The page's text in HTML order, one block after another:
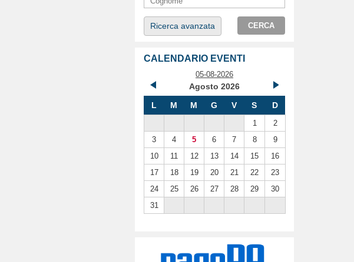
CERCA
Ricerca avanzata
CALENDARIO EVENTI
05-08-2026
Agosto 2026
L
M M G V S D
1
2
3
4 5 6 7 8
9
10
11 12 13 14 15
16
17
18 19 20 21 22
23
24
25 26 27 28 29
30
31